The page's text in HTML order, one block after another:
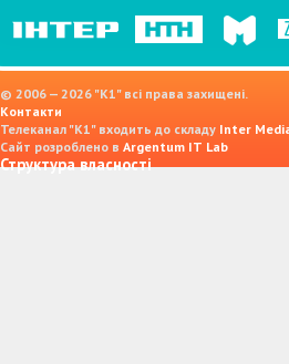
© 2006 — 2026 "K1" всі права захищені.
Контакти
Телеканал "К1" входить до складу Inter
Сайт розроблено в Argentum IT Lab
Структура власності